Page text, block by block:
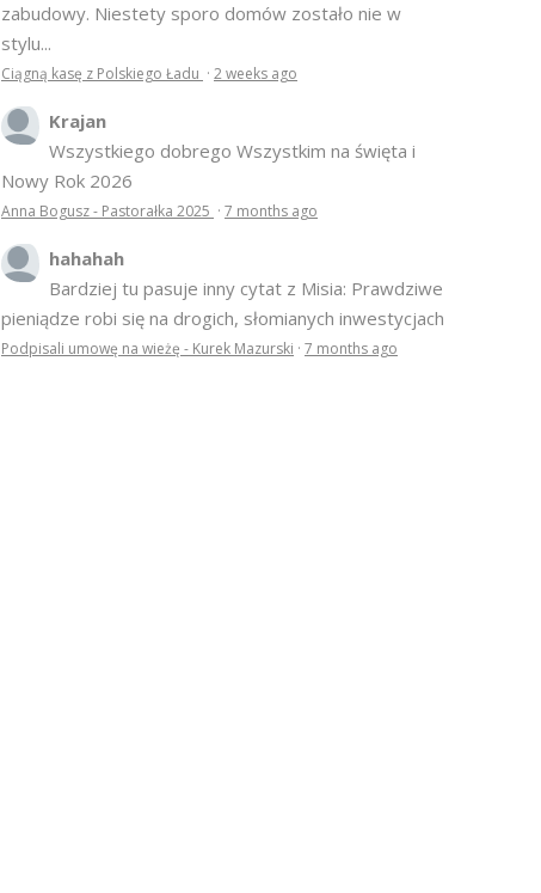
zabudowy. Niestety sporo domów zostało nie w
stylu...
Ciągną kasę z Polskiego Ładu · 2 weeks ago
Krajan
Wszystkiego dobrego Wszystkim na święta i
Nowy Rok 2026
Anna Bogusz - Pastorałka 2025 · 7 months ago
hahahah
Bardziej tu pasuje inny cytat z Misia: Prawdziwe
pieniądze robi się na drogich, słomianych inwestycjach
Podpisali umowę na wieżę - Kurek Mazurski · 7 months ago